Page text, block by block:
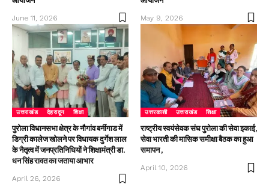
June 11, 2026 May 9, 2026
उत्तराखंड देहरादून शिक्षा
पुरोला विधानसभा क्षेत्र के नौगांव बर्नीगाड में
डिग्री कालेज खोलने पर विधायक दुर्गेश लाल
के नैतृत्व में जनप्रतिनिधियों ने शिक्षामंत्री डा.
धन सिंह रावत का जताया आभार
April 26, 2026
उत्तरकाशी उत्तराखंड शिक्षा
राष्ट्रीय स्वयंसेवक संघ पुरोला की सेवा इकाई,
सेवा भारती की मासिक समीक्षा बैठक का हुआ
समापन ,
April 10, 2026